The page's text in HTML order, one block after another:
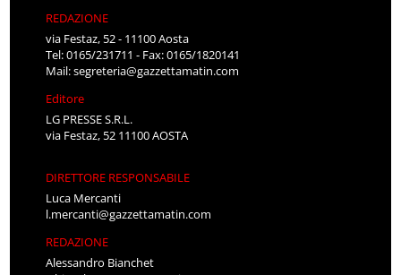
REDAZIONE
via Festaz, 52 - 11100 Aosta
Tel: 0165/231711 - Fax: 0165/1820141
Mail:segreteria@gazzettamatin.com
Editore
LG PRESSE S.R.L.
via Festaz, 52 11100 AOSTA
DIRETTORE RESPONSABILE
Luca Mercanti
l.mercanti@gazzettamatin.com
REDAZIONE
Alessandro Bianchet